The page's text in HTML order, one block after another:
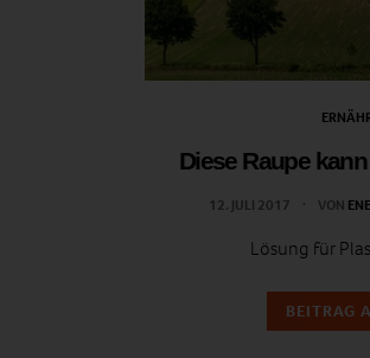
Diese Raupe
12. JULI 2017 VON
Lösung für
BEITRAG